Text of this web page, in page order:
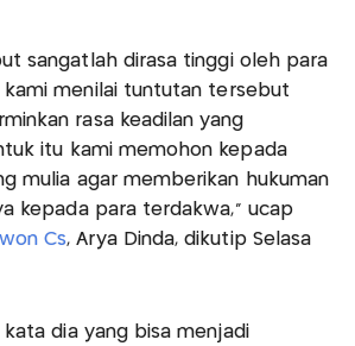
sangatlah dirasa tinggi oleh para
menilai tuntutan tersebut
rasa keadilan yang
itu kami memohon kepada
mulia agar memberikan hukuman
kepada para terdakwa,” ucap
Cs, Arya Dinda, dikutip Selasa
dia yang bisa menjadi